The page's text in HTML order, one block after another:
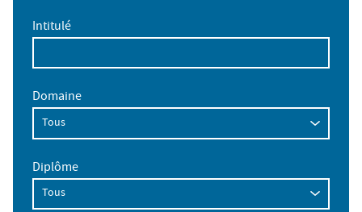
Intitulé
Domaine
Diplôme